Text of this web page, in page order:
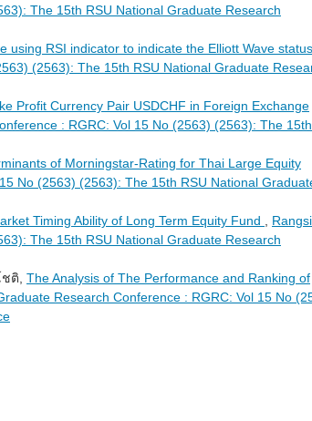
The 15th RSU National Graduate Research
using RSI indicator to indicate the Elliott Wave status
(2563): The 15th RSU National Graduate
Profit Currency Pair USDCHF in Foreign Exchange
: RGRC: Vol 15 No (2563) (2563): The 15th
of Morningstar-Rating for Thai Large Equity
No (2563) (2563): The 15th RSU National
Timing Ability of Long Term Equity Fund
The 15th RSU National Graduate Research
ติ, The Analysis of The Performance and Ranking of
Research Conference : RGRC: Vol 15 No